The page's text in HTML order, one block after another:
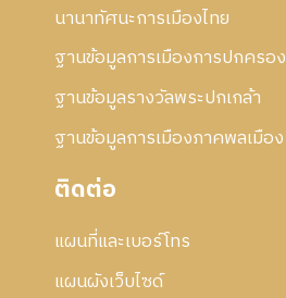
นานาทัศนะการเมืองไทย
ฐานข้อมูลการเมืองการปกครอง
ฐานข้อมูลรางวัลพระปกเกล้า
ฐานข้อมูลการเมืองภาคพลเมือง
ติดต่อ
แผนที่และเบอร์โทร
แผนผังเว็บไซด์